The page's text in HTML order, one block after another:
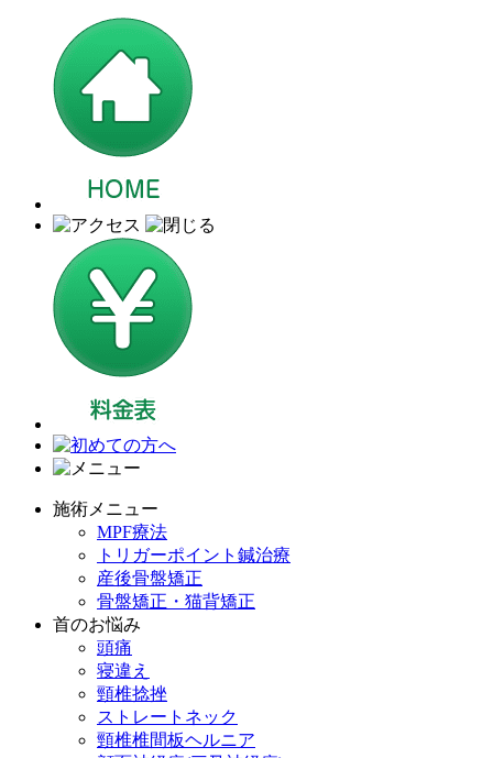
施術メニュー
MPF療法
トリガーポイント鍼治療
産後骨盤矯正
骨盤矯正・猫背矯正
首のお悩み
頭痛
寝違え
頸椎捻挫
ストレートネック
頸椎椎間板ヘルニア